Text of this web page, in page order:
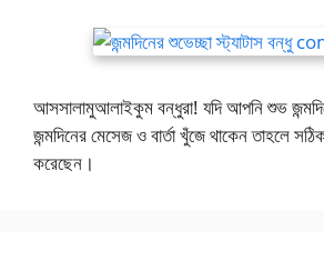
আসসালামুআলাইকুম বন্ধুরা! যদি আপনি শুভ
জন্মদিনের মেসেজ ও বার্তা খুঁজে থাকেন তাহলে
করেছেন।